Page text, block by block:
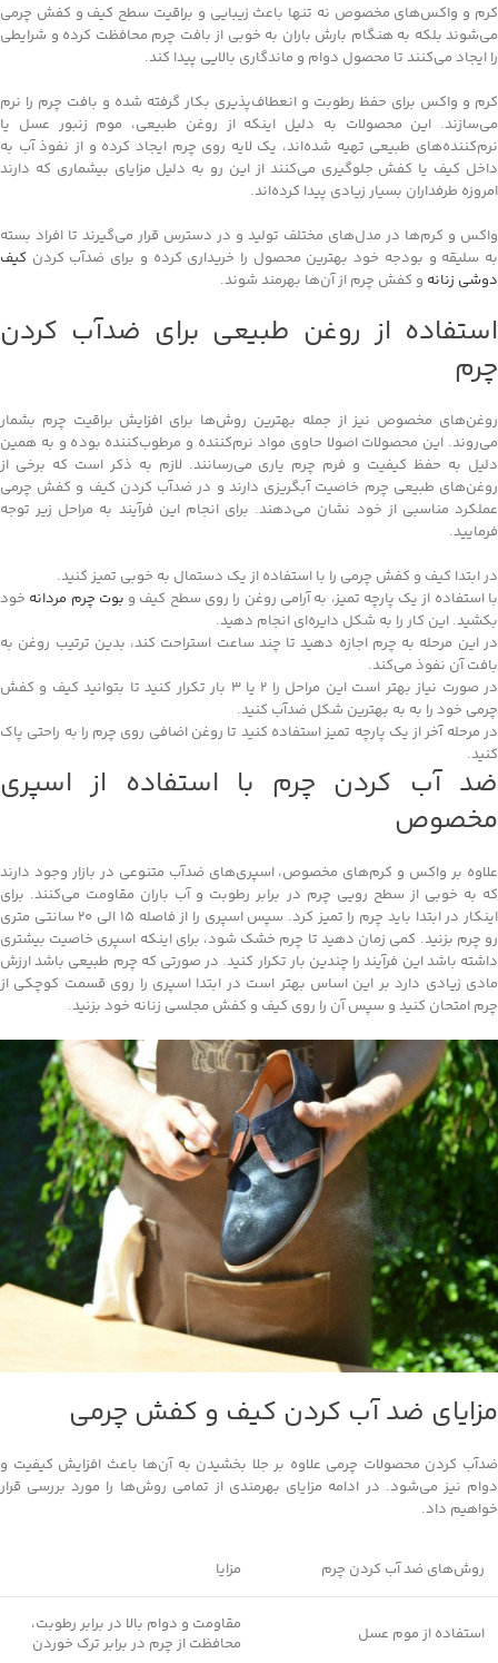
کرم و واکس‌های مخصوص نه تنها باعث زیبایی و براقیت سطح کیف و کفش چرمی
می‌شوند بلکه به هنگام بارش باران به خوبی از بافت چرم محافظت کرده و شرایطی
را ایجاد می‌کنند تا محصول دوام و ماندگاری بالایی پیدا کند.
کرم و واکس برای حفظ رطوبت و انعطاف‌پذیری بکار گرفته شده و بافت چرم را نرم
می‌سازند. این محصولات به دلیل اینکه از روغن طبیعی، موم زنبور عسل یا
نرم‌کننده‌های طبیعی تهیه شده‌اند، یک لایه روی چرم ایجاد کرده و از نفوذ آب به
داخل کیف یا کفش جلوگیری می‌کنند از این رو به دلیل مزایای بیشماری که دارند
امروزه طرفداران بسیار زیادی پیدا کرده‌اند.
واکس و کرم‌ها در مدل‌های مختلف تولید و در دسترس قرار می‌گیرند تا افراد بسته
به سلیقه و بودجه خود بهترین محصول را خریداری کرده و برای ضدآب کردن کیف
دوشی زنانه و کفش چرم از آن‌ها بهرمند شوند.
استفاده از روغن طبیعی برای ضدآب کردن
چرم
روغن‌های مخصوص نیز از جمله بهترین روش‌ها برای افزایش براقیت چرم بشمار
می‌روند. این محصولات اصولا حاوی مواد نرم‌کننده و مرطوب‌کننده بوده و به همین
دلیل به حفظ کیفیت و فرم چرم یاری می‌رسانند. لازم به ذکر است که برخی از
روغن‌های طبیعی چرم خاصیت آبگریزی دارند و در ضدآب کردن کیف و کفش چرمی
عملکرد مناسبی از خود نشان می‌دهند. برای انجام این فرآیند به مراحل زیر توجه
فرمایید.
در ابتدا کیف و کفش چرمی را با استفاده از یک دستمال به خوبی تمیز کنید.
با استفاده از یک پارچه تمیز، به آرامی روغن را روی سطح کیف و بوت چرم مردانه خود
بکشید. این کار را به شکل دایره‌ای انجام دهید.
در این مرحله به چرم اجازه دهید تا چند ساعت استراحت کند، بدین ترتیب روغن به
بافت آن نفوذ می‌کند.
در صورت نیاز بهتر است این مراحل را 2 یا 3 بار تکرار کنید تا بتوانید کیف و کفش
چرمی خود را به به بهترین شکل ضدآب کنید.
در مرحله آخر از یک پارچه تمیز استفاده کنید تا روغن اضافی روی چرم را به راحتی پاک
کنید.
ضد آب کردن چرم با استفاده از اسپری
مخصوص
علاوه بر واکس و کرم‌های مخصوص، اسپری‌های ضدآب متنوعی در بازار وجود دارند
که به خوبی از سطح رویی چرم در برابر رطوبت و آب باران مقاومت می‌کنند. برای
اینکار در ابتدا باید چرم را تمیز کرد. سپس اسپری را از فاصله 15 الی 20 سانتی متری
رو چرم بزنید. کمی زمان دهید تا چرم خشک شود، برای اینکه اسپری خاصیت بیشتری
داشته باشد این فرآیند را چندین بار تکرار کنید. در صورتی که چرم طبیعی باشد ارزش
مادی زیادی دارد بر این اساس بهتر است در ابتدا اسپری را روی قسمت کوچکی از
چرم امتحان کنید و سپس آن را روی کیف و کفش مجلسی زنانه خود بزنید.
مزایای ضد آب کردن کیف و کفش چرمی
ضدآب کردن محصولات چرمی علاوه بر جلا بخشیدن به آن‌ها باعث افزایش کیفیت و
دوام نیز می‌شود. در ادامه مزایای بهرمندی از تمامی روش‌ها را مورد بررسی قرار
خواهیم داد.
روش‌های ضد آب کردن چرم مزایا
استفاده از موم عسل
مقاومت و دوام بالا در برابر رطوبت،
محافظت از چرم در برابر ترک خوردن